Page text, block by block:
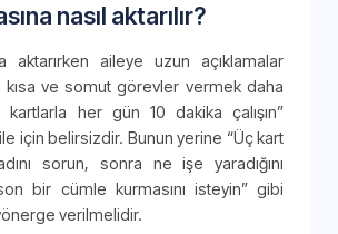
nasıl aktarılır?
aktarırken aileye uzun açıklamalar
ve somut görevler vermek daha
her gün 10 dakika çalışın”
için belirsizdir. Bunun yerine “Üç kart
sorun, sonra ne işe yaradığını
bir cümle kurmasını isteyin” gibi
verilmelidir.